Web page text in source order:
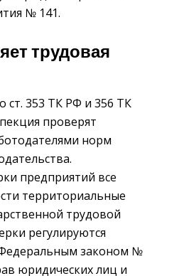
№ 141.
трудовая
ст. 353 ТК РФ и 356 ТК
проверят
норм
предприятий все
территориальные
трудовой
регулируются
законом №
юридических лиц и